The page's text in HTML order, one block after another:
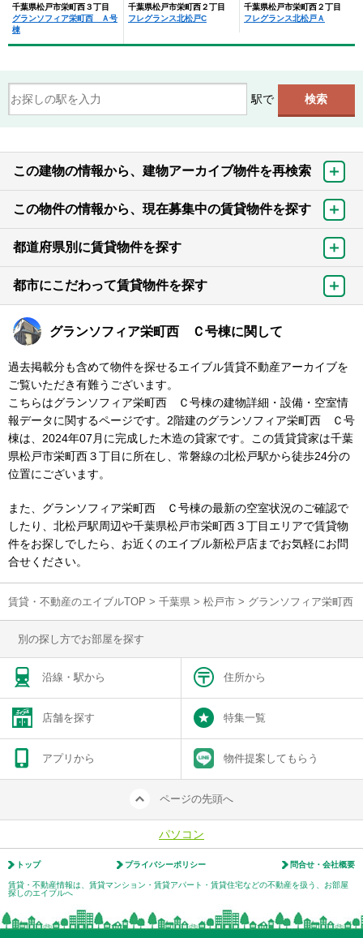
千葉県松戸市栄町西３丁目
グランソフィア栄町西 Ａ号
棟
千葉県松戸市栄町西２丁目
フレグランス北松戸C
千葉県松戸市栄町西２丁目
フレグランス北松戸Ａ
駅で
この建物の情報から、建物アーカイブ物件を再検索
この物件の情報から、現在募集中の賃貸物件を探す
都道府県別に賃貸物件を探す
都市にこだわって賃貸物件を探す
グランソフィア栄町西 Ｃ号棟に関して
過去掲載分も含めて物件を探せるエイブル賃貸不動産アーカイブを
ご覧いただき有難うございます。
こちらはグランソフィア栄町西 Ｃ号棟の建物詳細・設備・空室情
報データに関するページです。2階建のグランソフィア栄町西 Ｃ号
棟は、2024年07月に完成した木造の貸家です。この賃貸貸家は千葉
県松戸市栄町西３丁目に所在し、常磐線の北松戸駅から徒歩24分の
位置にございます。
また、グランソフィア栄町西 Ｃ号棟の最新の空室状況のご確認で
したり、北松戸駅周辺や千葉県松戸市栄町西３丁目エリアで賃貸物
件をお探しでしたら、お近くのエイブル新松戸店までお気軽にお問
合せください。
賃貸・不動産のエイブルTOP > 千葉県 > 松戸市 > グランソフィア栄町西
別の探し方でお部屋を探す
沿線・駅から 住所から
店舗を探す 特集一覧
アプリから 物件提案してもらう
ページの先頭へ
パソコン
トップ プライバシーポリシー 問合せ・会社概要
賃貸・不動産情報は、賃貸マンション・賃貸アパート・賃貸住宅などの不動産を扱う、お部屋
探しのエイブルへ